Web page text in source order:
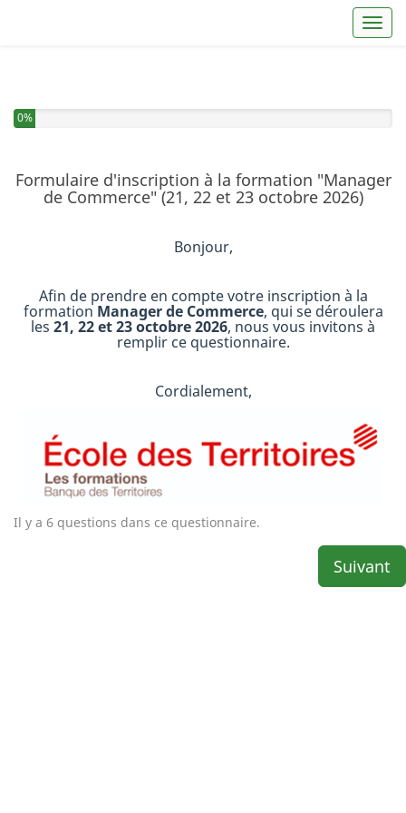
Vous avez complété 0% de ce questionnaire.
0%
Formulaire d'inscription à la formation "Manager
de Commerce" (21, 22 et 23 octobre 2026)
Bonjour,
Afin de prendre en compte votre inscription à la
formation Manager de Commerce, qui se déroulera
les 21, 22 et 23 octobre 2026, nous vous invitons à
remplir ce questionnaire.
Cordialement,
Il y a 6 questions dans ce questionnaire.
Suivant